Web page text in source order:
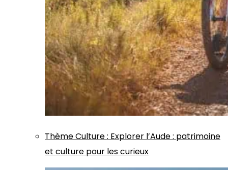
ThèmeCulture: Explorer l’Aude : patrimoine
et culture pour les curieux